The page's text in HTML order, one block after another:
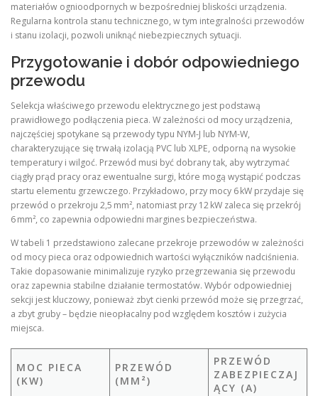
materiałów ognioodpornych w bezpośredniej bliskości urządzenia.
Regularna kontrola stanu technicznego, w tym integralności przewodów
i stanu izolacji, pozwoli uniknąć niebezpiecznych sytuacji.
Przygotowanie i dobór odpowiedniego
przewodu
Selekcja właściwego przewodu elektrycznego jest podstawą
prawidłowego podłączenia pieca. W zależności od mocy urządzenia,
najczęściej spotykane są przewody typu NYM-J lub NYM-W,
charakteryzujące się trwałą izolacją PVC lub XLPE, odporną na wysokie
temperatury i wilgoć. Przewód musi być dobrany tak, aby wytrzymać
ciągły prąd pracy oraz ewentualne surgi, które mogą wystąpić podczas
startu elementu grzewczego. Przykładowo, przy mocy 6 kW przydaje się
przewód o przekroju 2,5 mm², natomiast przy 12 kW zaleca się przekrój
6 mm², co zapewnia odpowiedni margines bezpieczeństwa.
W tabeli 1 przedstawiono zalecane przekroje przewodów w zależności
od mocy pieca oraz odpowiednich wartości wyłączników nadciśnienia.
Takie dopasowanie minimalizuje ryzyko przegrzewania się przewodu
oraz zapewnia stabilne działanie termostatów. Wybór odpowiedniej
sekcji jest kluczowy, ponieważ zbyt cienki przewód może się przegrzać,
a zbyt gruby – będzie nieopłacalny pod względem kosztów i zużycia
miejsca.
MOC PIECA
(KW)
PRZEWÓD
(MM²)
PRZEWÓD
ZABEZPIECZAJ
ĄCY (A)